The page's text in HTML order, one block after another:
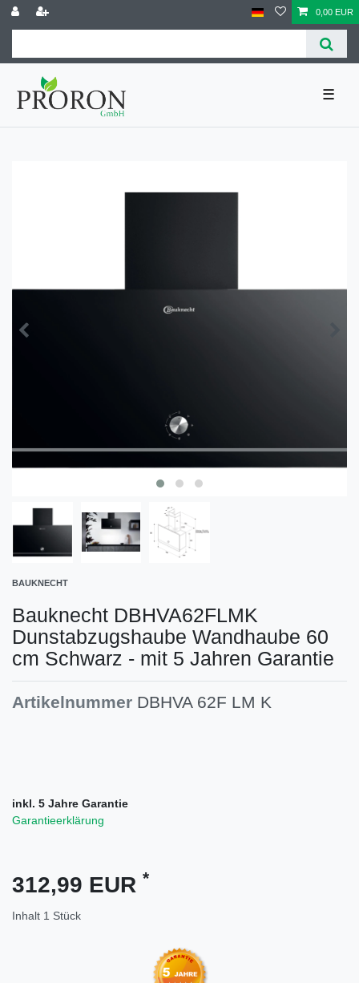
0,00 EUR
☰
BAUKNECHT
Bauknecht DBHVA62FLMK
Dunstabzugshaube Wandhaube 60
cm Schwarz - mit 5 Jahren Garantie
Artikelnummer DBHVA 62F LM K
inkl. 5 Jahre Garantie
Garantieerklärung
312,99 EUR *
Inhalt 1 Stück